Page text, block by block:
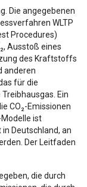
Die angegebenen
WLTP
Procedures)
Ausstoß eines
des Kraftstoffs
anderen
für die
Ein
CO₂-Emissionen
ist
Deutschland, an
Der Leitfaden
die durch